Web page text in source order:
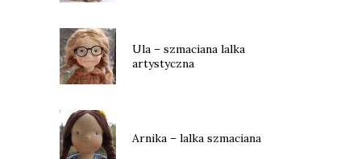
Ula – szmaciana lalka
artystyczna
Arnika – lalka szmaciana